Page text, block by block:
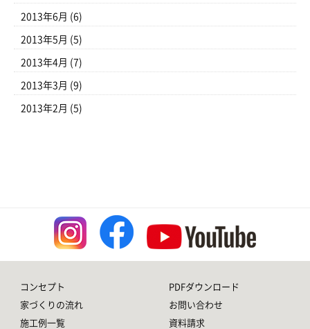
2013年6月 (6)
2013年5月 (5)
2013年4月 (7)
2013年3月 (9)
2013年2月 (5)
コンセプト
家づくりの流れ
施工例一覧
PDFダウンロード
お問い合わせ
資料請求